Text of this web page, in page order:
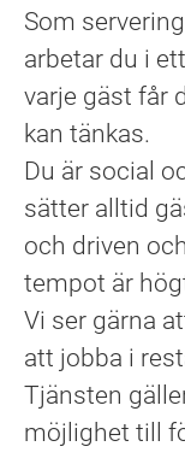
Som
arbetar du i
varje gäst får
kan tänkas.
Du är social
sätter alltid
och driven
tempot är
Vi ser gärna
att jobba i
Tjänsten
möjlighet till